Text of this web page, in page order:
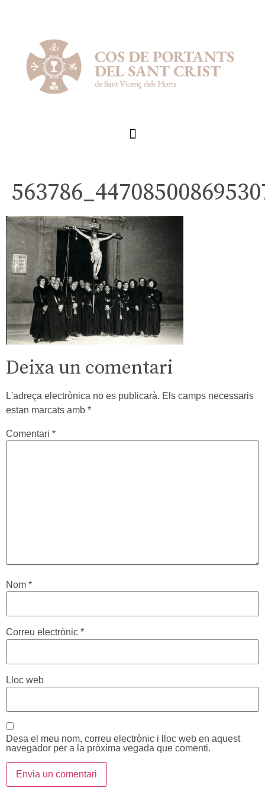
Deixa un comentari
L'adreça electrònica no es publicarà. Els camps necessaris
estan marcats amb *
Comentari *
Nom *
Correu electrònic *
Lloc web
Desa el meu nom, correu electrònic i lloc web en aquest
navegador per a la pròxima vegada que comenti.